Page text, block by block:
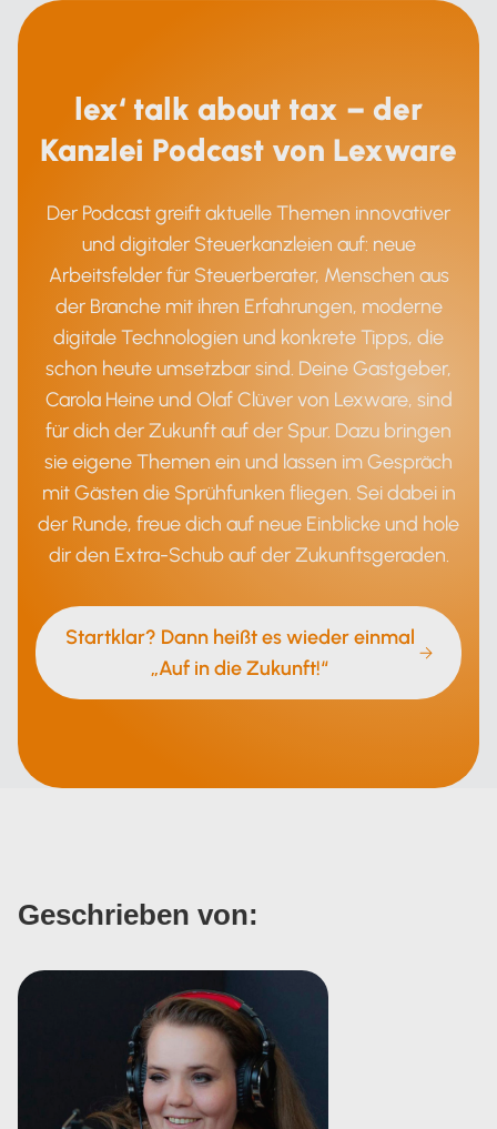
lex‘ talk about tax – der
Kanzlei Podcast von Lexware
Der Podcast greift aktuelle Themen innovativer
und digitaler Steuerkanzleien auf: neue
Arbeitsfelder für Steuerberater, Menschen aus
der Branche mit ihren Erfahrungen, moderne
digitale Technologien und konkrete Tipps, die
schon heute umsetzbar sind. Deine Gastgeber,
Carola Heine und Olaf Clüver von Lexware, sind
für dich der Zukunft auf der Spur. Dazu bringen
sie eigene Themen ein und lassen im Gespräch
mit Gästen die Sprühfunken fliegen. Sei dabei in
der Runde, freue dich auf neue Einblicke und hole
dir den Extra-Schub auf der Zukunftsgeraden.
Startklar? Dann heißt es wieder einmal
„Auf in die Zukunft!“
Geschrieben von: